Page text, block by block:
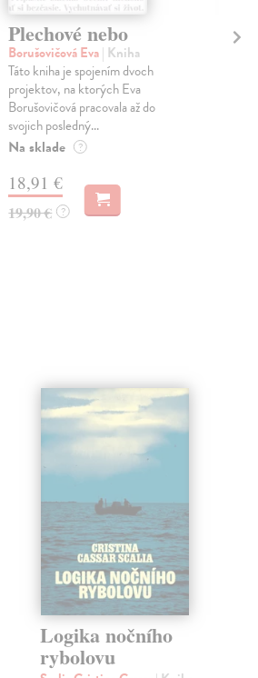
Plechové nebo
Borušovičová Eva| Kniha
Táto kniha je spojením dvoch
projektov, na ktorých Eva
Borušovičová pracovala až do
svojich posledný...
Na sklade ?
18,91 €
19,90 € ?
Logika nočního
rybolovu